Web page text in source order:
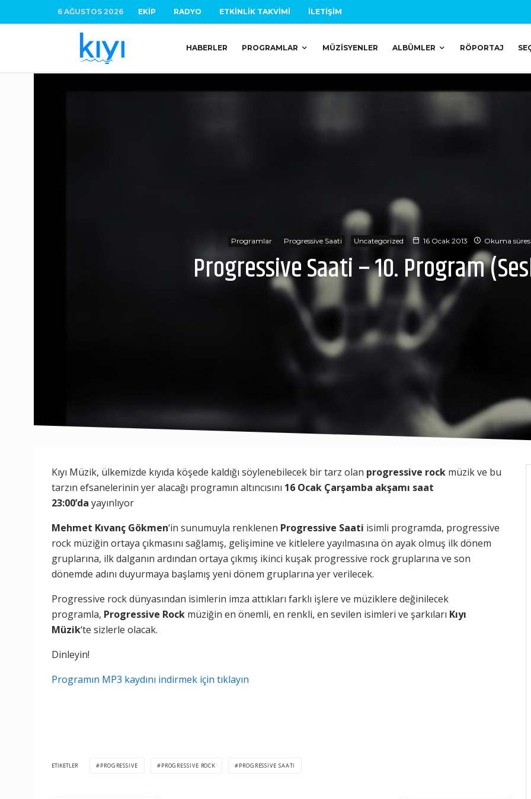
6 AĞUSTOS 2026 EKIP RADYO ETKINLIK TAKVIMI İLETIŞIM
HABERLER PROGRAMLAR MÜZISYENLER ALBÜMLER RÖPORTAJ
Programlar Progressive Saati Uncategorized 16 Ocak 2013 Okuma
Progressive Saati – 10. Program
Kıyı Müzik, ülkemizde kıyıda köşede kaldığı söylenebilecek bir tarz olan progressive rock müzik ve bu
tarzın efsanelerinin yer alacağı programın altıncısını 16 Ocak Çarşamba akşamı saat
23:00’da yayınlıyor
Mehmet Kıvanç Gökmen‘in sunumuyla renklenen Progressive Saati isimli programda, progressive
rock müziğin ortaya çıkmasını sağlamış, gelişimine ve kitlelere yayılmasına ön ayak olmuş ilk dönem
gruplarına, ilk dalganın ardından ortaya çıkmış ikinci kuşak progressive rock gruplarına ve son
dönemde adını duyurmaya başlamış yeni dönem gruplarına yer verilecek.
Progressive rock dünyasından isimlerin imza attıkları farklı işlere ve müziklere değinilecek
programla, Progressive Rock müziğin en önemli, en renkli, en sevilen isimleri ve şarkıları Kıyı
Müzik‘te sizlerle olacak.
Dinleyin!
Programın MP3 kaydını indirmek için tıklayın
ETIKETLER PROGRESSIVE PROGRESSIVE ROCK PROGRESSIVE SAATI